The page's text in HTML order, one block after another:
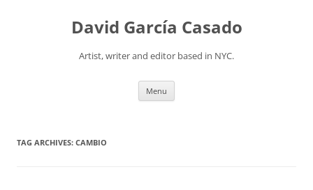
David García Casado
Artist, writer and editor based in NYC.
Menu
TAG ARCHIVES: CAMBIO